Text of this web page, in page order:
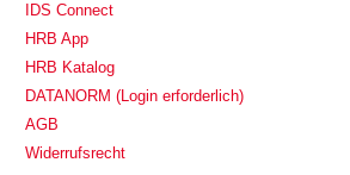
IDS Connect
HRB App
HRB Katalog
DATANORM (Login erforderlich)
AGB
Widerrufsrecht